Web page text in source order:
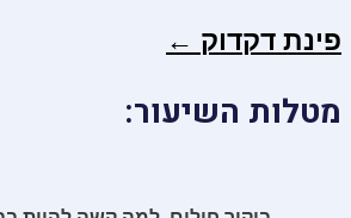
פינת דקדוק ←
מטלות השיעור: